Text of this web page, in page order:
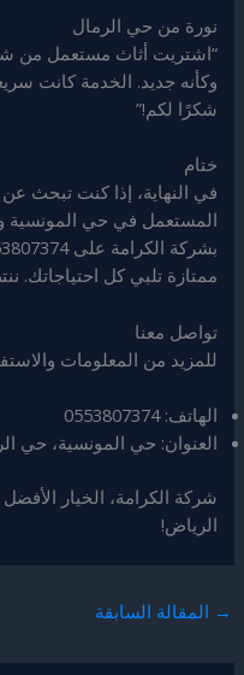
نورة من حي الرمال
“اشتريت أثاث مستعمل من
وكأنه جديد. الخدمة كانت
شكرًا لكم!”
ختام
في النهاية، إذا كنت تبحث
المستعمل في حي المونسية
ممتازة تلبي كل احتياجاتك.
تواصل معنا
للمزيد من المعلومات
الهاتف: 0553807374
العنوان: حي المونسية، حي
شركة الكرامة، الخيار
الرياض!
→ المقالة السابقة